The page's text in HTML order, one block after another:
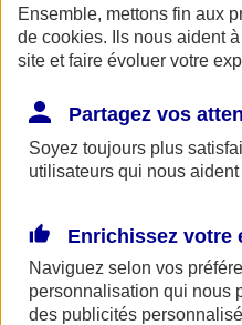
Ensemble, mettons fin aux
de cookies. Ils nous aident
site et faire évoluer votre
Partagez vos
Soyez toujours plus
utilisateurs qui nous
Enrichissez votre
Naviguez selon vos
personnalisation qui nous
des publicités